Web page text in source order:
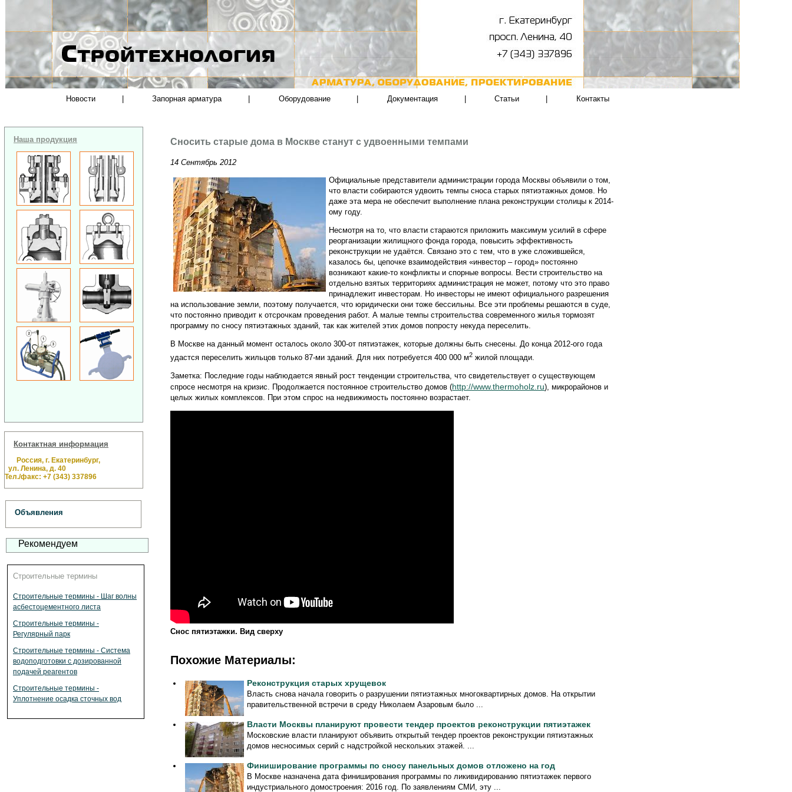
Новости Запорная арматура Оборудование Документация Статьи Контакты
Наша продукция
Контактная информация
Россия, г. Екатеринбург,
ул. Ленина, д. 40
Тел./факс: +7 (343) 337896
Объявления
Рекомендуем
Строительные термины
Строительные термины - Шаг волны
асбестоцементного листа
Строительные термины -
Регулярный парк
Строительные термины - Система
водоподготовки с дозированной
подачей реагентов
Строительные термины -
Уплотнение осадка сточных вод
Сносить старые дома в Москве станут с удвоенными темпами
14 Сентябрь 2012
Официальные представители администрации города Москвы объявили о том,
что власти собираются удвоить темпы сноса старых пятиэтажных домов. Но
даже эта мера не обеспечит выполнение плана реконструкции столицы к 2014-
ому году.
Несмотря на то, что власти стараются приложить максимум усилий в сфере
реорганизации жилищного фонда города, повысить эффективность
реконструкции не удаётся. Связано это с тем, что в уже сложившейся,
казалось бы, цепочке взаимодействия «инвестор – город» постоянно
возникают какие-то конфликты и спорные вопросы. Вести строительство на
отдельно взятых территориях администрация не может, потому что это право
принадлежит инвесторам. Но инвесторы не имеют официального разрешения
на использование земли, поэтому получается, что юридически они тоже бессильны. Все эти проблемы решаются в суде,
что постоянно приводит к отсрочкам проведения работ. А малые темпы строительства современного жилья тормозят
программу по сносу пятиэтажных зданий, так как жителей этих домов попросту некуда переселить.
В Москве на данный момент осталось около 300-от пятиэтажек, которые должны быть снесены. До конца 2012-ого года
удастся переселить жильцов только 87-ми зданий. Для них потребуется 400 000 м2 жилой площади.
Заметка: Последние годы наблюдается явный рост тенденции строительства, что свидетельствует о существующем
спросе несмотря на кризис. Продолжается постоянное строительство домов (http://www.thermoholz.ru), микрорайонов и
целых жилых комплексов. При этом спрос на недвижимость постоянно возрастает.
Снос пятиэтажки. Вид сверху
Похожие Материалы:
Реконструкция старых хрущевок
Власть снова начала говорить о разрушении пятиэтажных многоквартирных домов. На открытии
правительственной встречи в среду Николаем Азаровым было ...
Власти Москвы планируют провести тендер проектов реконструкции пятиэтажек
Московские власти планируют объявить открытый тендер проектов реконструкции пятиэтажных
домов несносимых серий с надстройкой нескольких этажей. ...
Финиширование программы по сносу панельных домов отложено на год
В Москве назначена дата финиширования программы по ликивидированию пятиэтажек первого
индустриального домостроения: 2016 год. По заявлениям СМИ, эту ...